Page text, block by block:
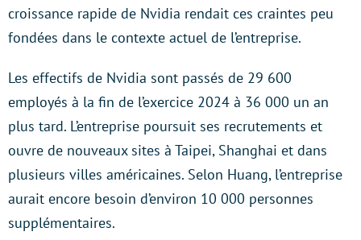
croissance rapide de Nvidia rendait ces craintes peu
fondées dans le contexte actuel de l’entreprise.
Les effectifs de Nvidia sont passés de 29 600
employés à la fin de l’exercice 2024 à 36 000 un an
plus tard. L’entreprise poursuit ses recrutements et
ouvre de nouveaux sites à Taipei, Shanghai et dans
plusieurs villes américaines. Selon Huang, l’entreprise
aurait encore besoin d’environ 10 000 personnes
supplémentaires.